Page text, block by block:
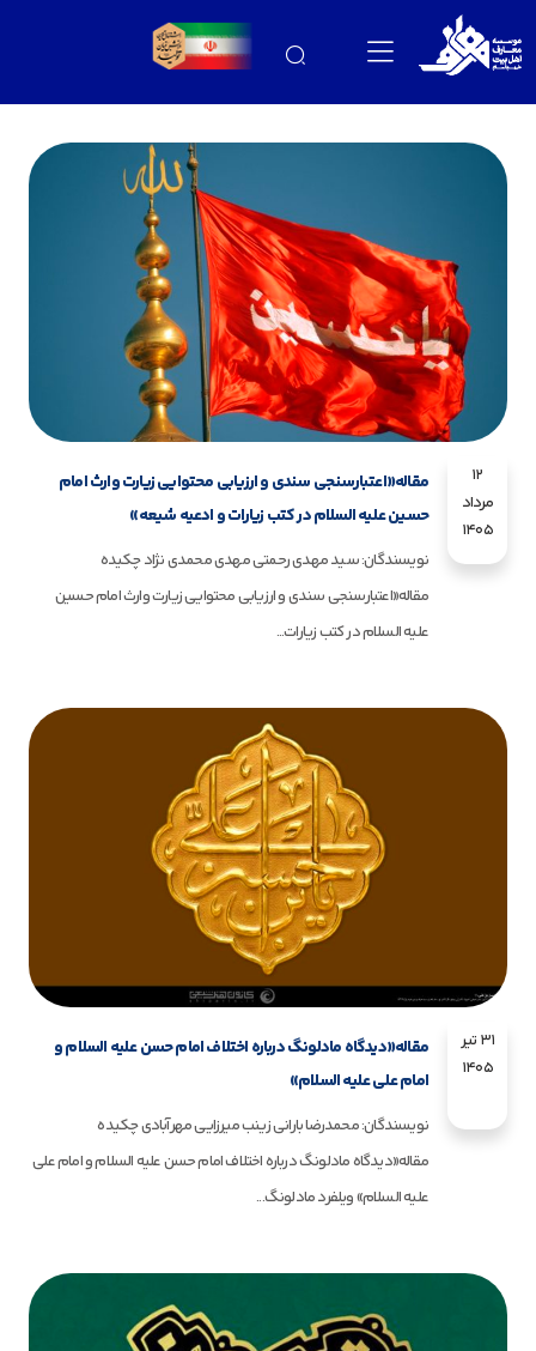
12
مرداد
1405
مقاله«اعتبارسنجی سندی و ارزیابی محتوایی زیارت وارث امام
حسین علیه السلام در کتب زیارات و ادعیه شیعه»
نویسندگان: سید مهدی رحمتی مهدی محمدی نژاد چکیده
مقاله«اعتبارسنجی سندی و ارزیابی محتوایی زیارت وارث امام حسین
علیه السلام در کتب زیارات...
31 تیر
1405
مقاله«دیدگاه مادلونگ درباره اختلاف امام حسن علیه السلام و
امام علی علیه السلام»
نویسندگان: محمدرضا بارانی زینب میرزایی مهرآبادی چکیده
مقاله«دیدگاه مادلونگ درباره اختلاف امام حسن علیه السلام و امام علی
علیه السلام» ویلفرد مادلونگ...